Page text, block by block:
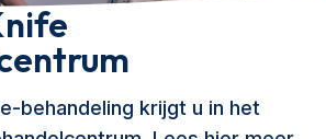
behandeling krijgt u in het